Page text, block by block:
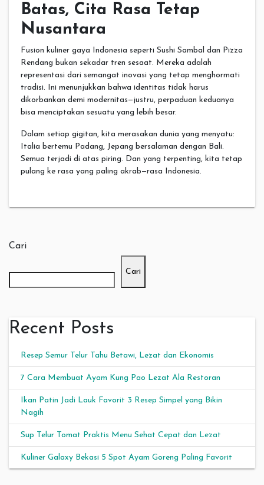
Batas, Cita Rasa Tetap
Nusantara
Fusion kuliner gaya Indonesia seperti Sushi Sambal dan Pizza
Rendang bukan sekadar tren sesaat. Mereka adalah
representasi dari semangat inovasi yang tetap menghormati
tradisi. Ini menunjukkan bahwa identitas tidak harus
dikorbankan demi modernitas—justru, perpaduan keduanya
bisa menciptakan sesuatu yang lebih besar.
Dalam setiap gigitan, kita merasakan dunia yang menyatu:
Italia bertemu Padang, Jepang bersalaman dengan Bali.
Semua terjadi di atas piring. Dan yang terpenting, kita tetap
pulang ke rasa yang paling akrab—rasa Indonesia.
Cari
Cari
Recent Posts
Resep Semur Telur Tahu Betawi, Lezat dan Ekonomis
7 Cara Membuat Ayam Kung Pao Lezat Ala Restoran
Ikan Patin Jadi Lauk Favorit 3 Resep Simpel yang Bikin
Nagih
Sup Telur Tomat Praktis Menu Sehat Cepat dan Lezat
Kuliner Galaxy Bekasi 5 Spot Ayam Goreng Paling Favorit